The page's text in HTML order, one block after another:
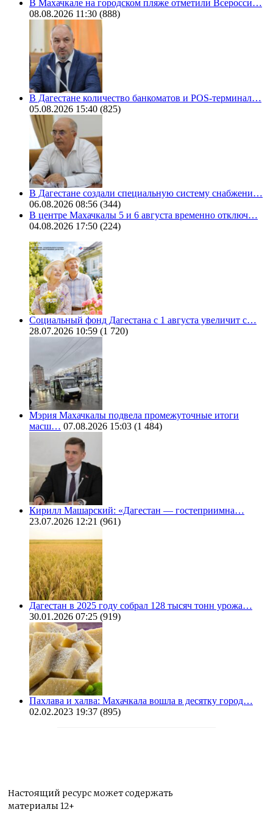
В Махачкале на городском пляже отметили Всеросси…
08.08.2026 11:30 (888)
В Дагестане количество банкоматов и POS-терминал…
05.08.2026 15:40 (825)
В Дагестане создали специальную систему снабжени…
06.08.2026 08:56 (344)
В центре Махачкалы 5 и 6 августа временно отключ…
04.08.2026 17:50 (224)
Социальный фонд Дагестана с 1 августа увеличит с…
28.07.2026 10:59 (1 720)
Мэрия Махачкалы подвела промежуточные итоги
масш… 07.08.2026 15:03 (1 484)
Кирилл Машарский: «Дагестан — гостеприимна…
23.07.2026 12:21 (961)
Дагестан в 2025 году собрал 128 тысяч тонн урожа…
30.01.2026 07:25 (919)
Пахлава и халва: Махачкала вошла в десятку город…
02.02.2023 19:37 (895)
Настоящий ресурс может содержать
материалы 12+